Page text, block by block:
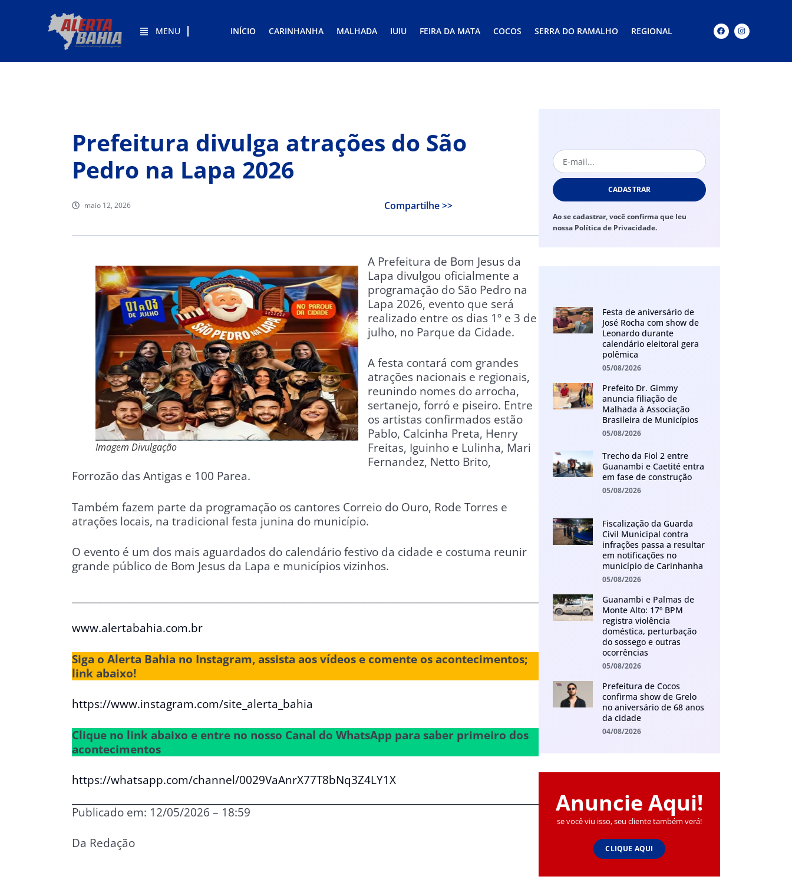
MENU INÍCIO CARINHANHA MALHADA IUIU FEIRA DA MATA COCOS SERRA DO RAMALHO REGIONAL
Prefeitura divulga atrações do São
Pedro na Lapa 2026
maio 12, 2026 Compartilhe >>
Imagem Divulgação
A Prefeitura de Bom Jesus da
Lapa divulgou oficialmente a
programação do São Pedro na
Lapa 2026, evento que será
realizado entre os dias 1º e 3 de
julho, no Parque da Cidade.
A festa contará com grandes
atrações nacionais e regionais,
reunindo nomes do arrocha,
sertanejo, forró e piseiro. Entre
os artistas confirmados estão
Pablo, Calcinha Preta, Henry
Freitas, Iguinho e Lulinha, Mari
Fernandez, Netto Brito,
Forrozão das Antigas e 100 Parea.
Também fazem parte da programação os cantores Correio do Ouro, Rode Torres e
atrações locais, na tradicional festa junina do município.
O evento é um dos mais aguardados do calendário festivo da cidade e costuma reunir
grande público de Bom Jesus da Lapa e municípios vizinhos.
www.alertabahia.com.br
Siga o Alerta Bahia no Instagram, assista aos vídeos e comente os acontecimentos;
link abaixo!
https://www.instagram.com/site_alerta_bahia
Clique no link abaixo e entre no nosso Canal do WhatsApp para saber primeiro dos
acontecimentos
https://whatsapp.com/channel/0029VaAnrX77T8bNq3Z4LY1X
Publicado em: 12/05/2026 – 18:59
Da Redação
CADASTRAR
Ao se cadastrar, você confirma que leu
nossa Política de Privacidade.
Festa de aniversário de
José Rocha com show de
Leonardo durante
calendário eleitoral gera
polêmica
05/08/2026
Prefeito Dr. Gimmy
anuncia filiação de
Malhada à Associação
Brasileira de Municípios
05/08/2026
Trecho da Fiol 2 entre
Guanambi e Caetité entra
em fase de construção
05/08/2026
Fiscalização da Guarda
Civil Municipal contra
infrações passa a resultar
em notificações no
município de Carinhanha
05/08/2026
Guanambi e Palmas de
Monte Alto: 17º BPM
registra violência
doméstica, perturbação
do sossego e outras
ocorrências
05/08/2026
Prefeitura de Cocos
confirma show de Grelo
no aniversário de 68 anos
da cidade
04/08/2026
Anuncie Aqui!
se você viu isso, seu cliente também verá!
CLIQUE AQUI